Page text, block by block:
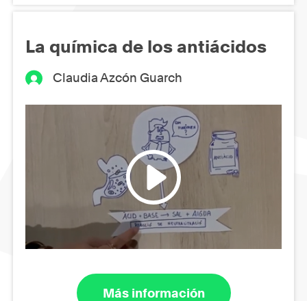
La química de los antiácidos
Claudia Azcón Guarch
Más información